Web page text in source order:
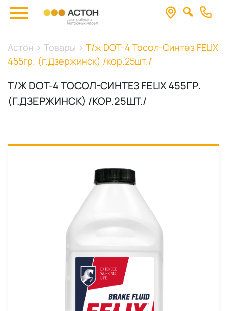
Астон > Товары > Т/ж DOT-4 Тосол-Синтез FELIX
455гр. (г.Дзержинск) /кор.25шт./
Т/Ж DOT-4 ТОСОЛ-СИНТЕЗ FELIX 455ГР.
(Г.ДЗЕРЖИНСК) /КОР.25ШТ./